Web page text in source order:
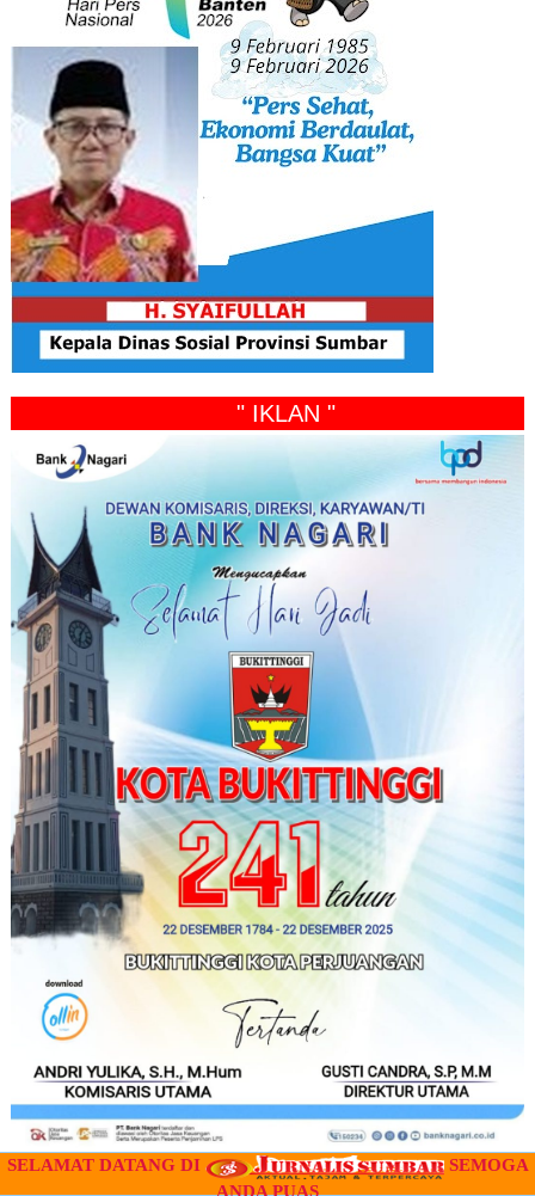
" IKLAN "
SELAMAT DATANG DI
SEMOGA
ANDA PUAS